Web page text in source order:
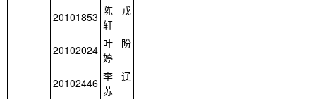
20101853 陈戎
轩
20102024 叶盼
婷
20102446 李辽
苏